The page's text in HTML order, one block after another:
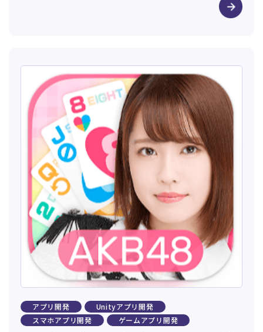
アプリ開発
Unityアプリ開発
スマホアプリ開発
ゲームアプリ開発